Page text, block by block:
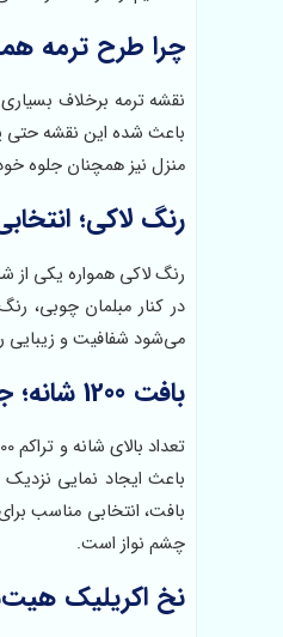
چرا طرح ترمه
نقشه ترمه برخلاف
باعث شده این نقشه
منزل نیز همچنان جلوه
رنگ لاکی؛
رنگ لاکی همواره یکی
در کنار مبلمان چوبی،
می‌شود شفافیت و
بافت 1200 شانه؛ جایی که ظرافت نقشه کاملاً نمایان می‌شود
باعث ایجاد نمایی
بافت، انتخابی مناسب
چشم نواز است.
نخ اکریلیک